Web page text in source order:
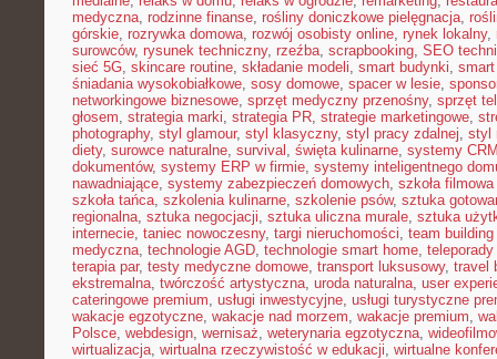
medyczna, rodzinne finanse, rośliny doniczkowe pielęgnacja,
górskie, rozrywka domowa, rozwój osobisty online, rynek lokalny,
surowców, rysunek techniczny, rzeźba, scrapbooking, SEO
sieć 5G, skincare routine, składanie modeli, smart budynki,
śniadania wysokobiałkowe, sosy domowe, spacer w lesie,
networkingowe biznesowe, sprzęt medyczny przenośny, sprzęt
głosem, strategia marki, strategia PR, strategie marketingowe,
photography, styl glamour, styl klasyczny, styl pracy zdalnej, styl
diety, surowce naturalne, survival , święta kulinarne, systemy
dokumentów, systemy ERP w firmie, systemy inteligentnego
nawadniające, systemy zabezpieczeń domowych, szkoła
szkoła tańca, szkolenia kulinarne, szkolenie psów, sztuka
regionalna, sztuka negocjacji, sztuka uliczna murale, sztuka
internecie, taniec nowoczesny, targi nieruchomości, team
medyczna, technologie AGD, technologie smart home,
terapia par, testy medyczne domowe, transport luksusowy, travel
ekstremalna, twórczość artystyczna, uroda naturalna, user
cateringowe premium, usługi inwestycyjne, usługi turystyczne
wakacje egzotyczne, wakacje nad morzem, wakacje premium,
Polsce, webdesign, wernisaż, weterynaria egzotyczna,
wirtualizacja, wirtualna rzeczywistość w edukacji, wirtualne